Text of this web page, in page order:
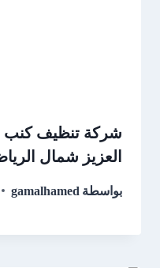
شركة تنظيف كنب
العزيز شمال الرياض |
بواسطة gamalhamed